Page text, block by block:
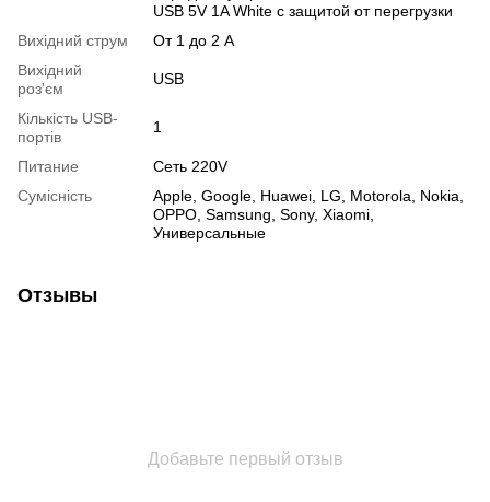
USB 5V 1A White с защитой от перегрузки
Вихідний струм
От 1 до 2 А
Вихідний
роз'єм
USB
Кількість USB-
портів
1
Питание
Сеть 220V
Сумісність
Apple, Google, Huawei, LG, Motorola, Nokia,
OPPO, Samsung, Sony, Xiaomi,
Универсальные
Отзывы
Добавьте первый отзыв